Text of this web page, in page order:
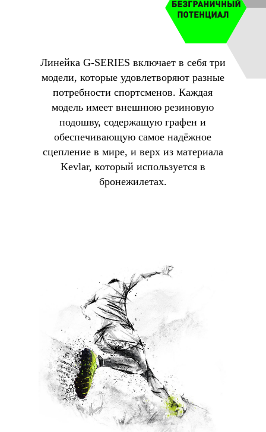
Линейка G-SERIES включает в себя три
модели, которые удовлетворяют разные
потребности спортсменов. Каждая
модель имеет внешнюю резиновую
подошву, содержащую графен и
обеспечивающую самое надёжное
сцепление в мире, и верх из материала
Kevlar, который используется в
бронежилетах.